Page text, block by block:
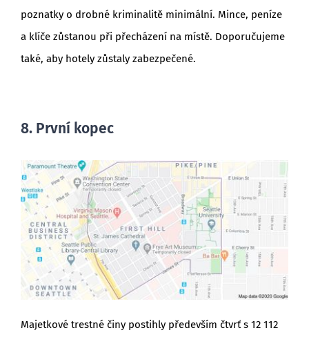
poznatky o drobné kriminalitě minimální. Mince, peníze
a klíče zůstanou při přecházení na místě. Doporučujeme
také, aby hotely zůstaly zabezpečené.
8. První kopec
Majetkové trestné činy postihly především čtvrť s 12 112